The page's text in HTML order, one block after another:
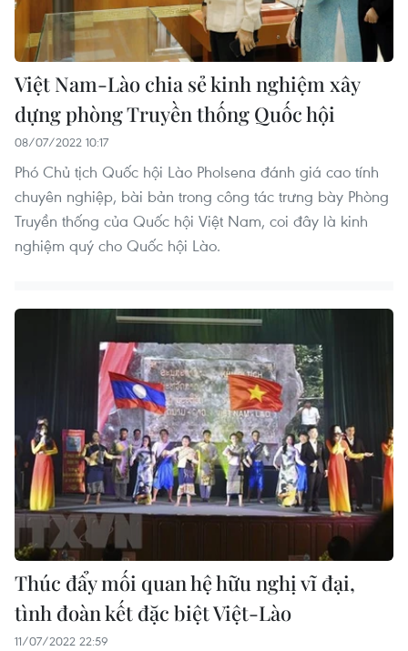
Việt Nam-Lào chia sẻ kinh nghiệm xây
dựng phòng Truyền thống Quốc hội
08/07/2022 10:17
Phó Chủ tịch Quốc hội Lào Pholsena đánh giá cao tính
chuyên nghiệp, bài bản trong công tác trưng bày Phòng
Truyền thống của Quốc hội Việt Nam, coi đây là kinh
nghiệm quý cho Quốc hội Lào.
Thúc đẩy mối quan hệ hữu nghị vĩ đại,
tình đoàn kết đặc biệt Việt-Lào
11/07/2022 22:59